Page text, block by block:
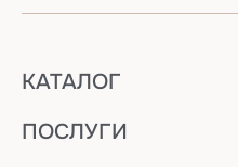
КАТАЛОГ
ПОСЛУГИ